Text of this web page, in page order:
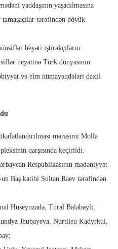
yaddaşının yaşadılmasına
tərəfindən böyük
heyəti iştirakçıların
heyətinə Türk dünyasının
və elm nümayəndələri daxil
mərasimi Molla
qarşısında keçirildi.
Respublikasının mədəniyyət
Baş katibi Sultan Raev tərəfindən
Hüseynzadə, Tural Balabəyli;
Jhubayeva, Nurtileu Kadyrkul,